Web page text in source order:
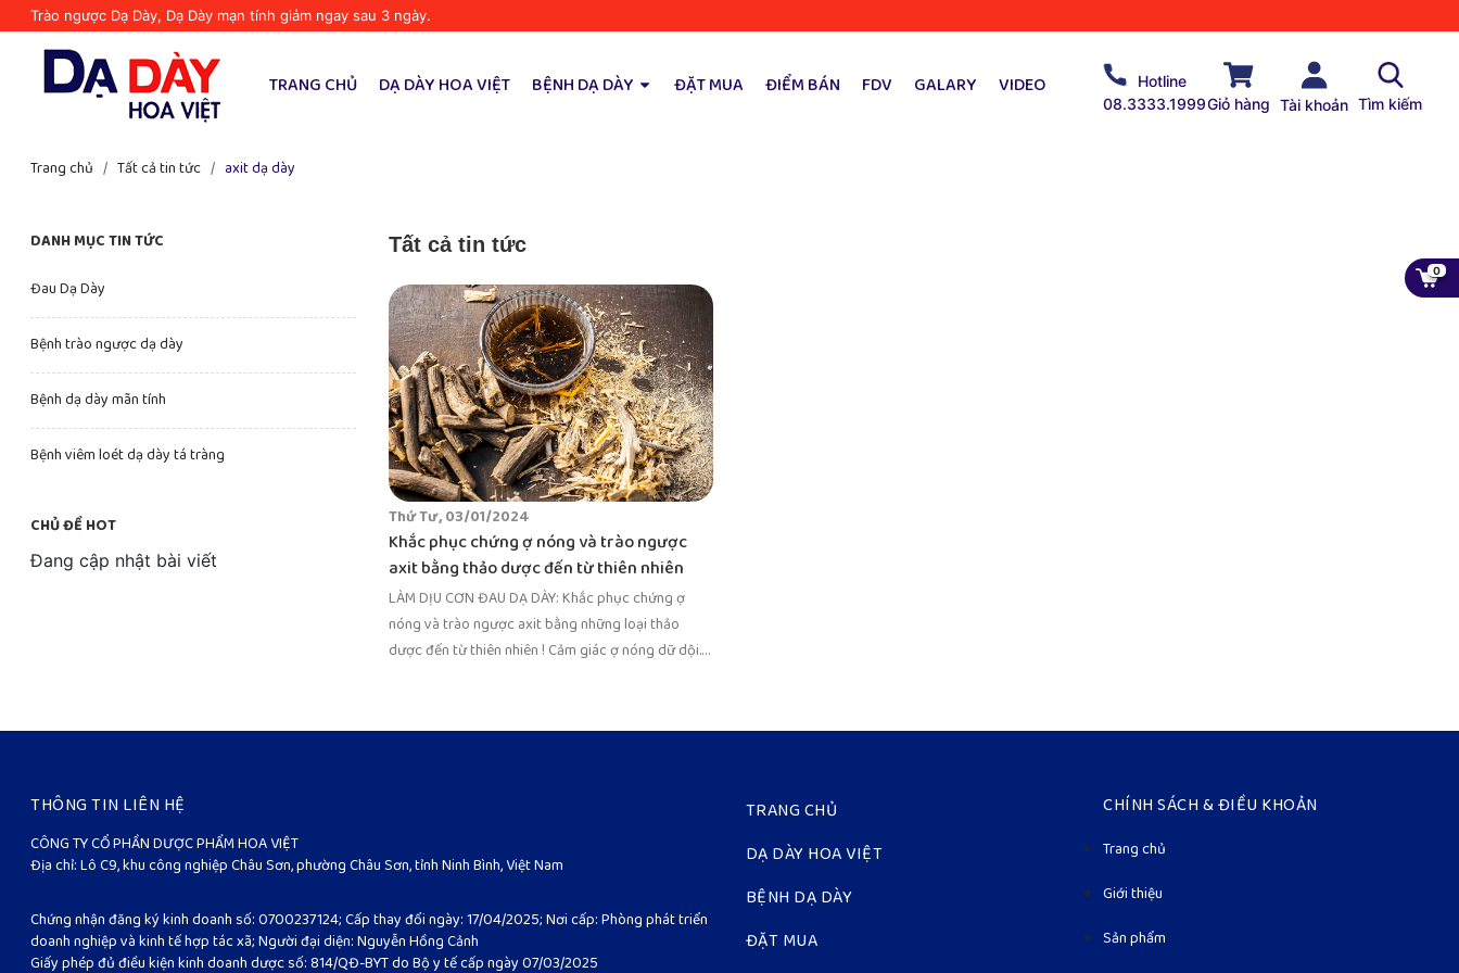
Trào ngược Dạ Dày, Dạ Dày mạn tính giảm ngay sau 3 ngày.
TRANG CHỦ DẠ DÀY HOA VIỆT BỆNH DẠ DÀY ĐẶT MUA ĐIỂM BÁN FDV GALARY VIDEO
Hotline
08.3333.1999Giỏ hàng Tài khoản Tìm kiếm
Trang chủ / Tất cả tin tức / axit dạ dày
Tất cả tin tức
Thứ Tư, 03/01/2024
Khắc phục chứng ợ nóng và trào ngược
axit bằng thảo dược đến từ thiên nhiên
LÀM DỊU CƠN ĐAU DẠ DÀY: Khắc phục chứng ợ
nóng và trào ngược axit bằng những loại thảo
dược đến từ thiên nhiên ! Cảm giác ợ nóng dữ dội.
DANH MỤC TIN TỨC
Đau Dạ Dày
Bệnh trào ngược dạ dày
Bệnh dạ dày mãn tính
Bệnh viêm loét dạ dày tá tràng
CHỦ ĐỀ HOT
Đang cập nhật bài viết
THÔNG TIN LIÊN HỆ
CÔNG TY CỔ PHẦN DƯỢC PHẨM HOA VIỆT
Địa chỉ: Lô C9, khu công nghiệp Châu Sơn, phường Châu Sơn, tỉnh Ninh Bình, Việt Nam
Chứng nhận đăng ký kinh doanh số: 0700237124; Cấp thay đổi ngày: 17/04/2025; Nơi cấp: Phòng phát triển
doanh nghiệp và kinh tế hợp tác xã; Người đại diện: Nguyễn Hồng Cảnh
Giấy phép đủ điều kiện kinh doanh dược số: 814/QĐ-BYT do Bộ y tế cấp ngày 07/03/2025
TRANG CHỦ
DẠ DÀY HOA VIỆT
BỆNH DẠ DÀY
ĐẶT MUA
CHÍNH SÁCH & ĐIỀU KHOẢN
Trang chủ
Giới thiệu
Sản phẩm
0